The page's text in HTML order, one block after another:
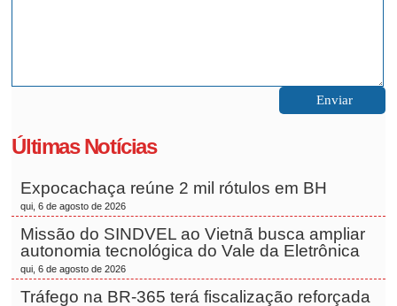
Últimas Notícias
Expocachaça reúne 2 mil rótulos em BH
qui, 6 de agosto de 2026
Missão do SINDVEL ao Vietnã busca ampliar
autonomia tecnológica do Vale da Eletrônica
qui, 6 de agosto de 2026
Tráfego na BR-365 terá fiscalização reforçada